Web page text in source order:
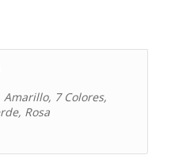
Amarillo, 7 Colores,
Rosa